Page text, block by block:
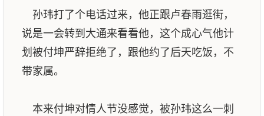
孙玮打了个电话过来，他正跟卢春雨逛街，
说是一会转到大通来看看他，这个成心气他计
划被付坤严辞拒绝了，跟他约了后天吃饭，不
带家属。
本来付坤对情人节没感觉，被孙玮这么一刺